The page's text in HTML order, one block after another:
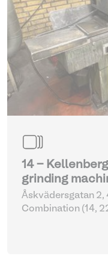
14 -
grinding
Åskvädersgatan 2,
Combination (14,